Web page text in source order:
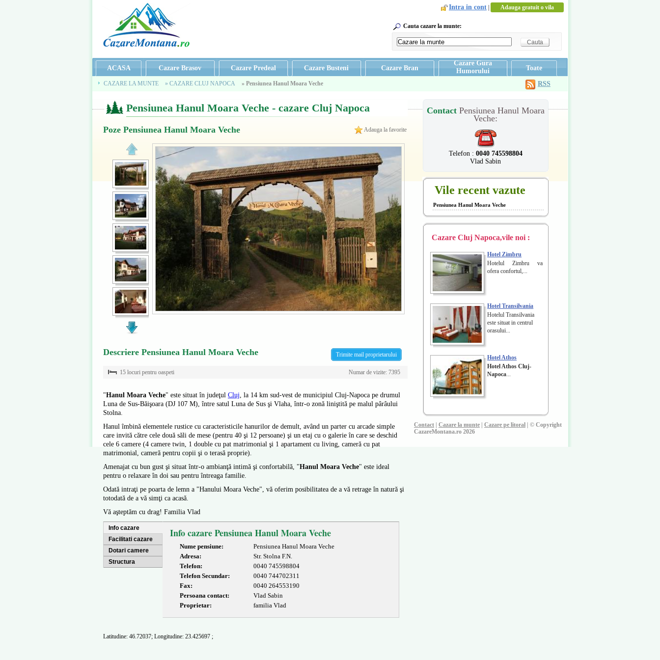
Intra in cont Adauga gratuit o vila
Cauta cazare la munte:
ACASA Cazare Brasov Cazare Predeal Cazare Busteni Cazare Bran
Cazare Gura
Humorului
Toate
RSS
CAZARE LA MUNTE » CAZARE CLUJ NAPOCA » Pensiunea Hanul Moara Veche
Pensiunea Hanul Moara Veche - cazare Cluj Napoca
Adauga la favorite
Poze Pensiunea Hanul Moara Veche
Trimite mail proprietarului
Descriere Pensiunea Hanul Moara Veche
Numar de vizite: 7395
15 locuri pentru oaspeti
"Hanul Moara Veche" este situat în judeţul Cluj, la 14 km sud-vest de municipiul Cluj-Napoca pe drumul
Luna de Sus-Băişoara (DJ 107 M), între satul Luna de Sus şi Vlaha, într-o zonă liniştită pe malul pârâului
Stolna.
Hanul îmbină elementele rustice cu caracteristicile hanurilor de demult, având un parter cu arcade simple
care invită către cele două săli de mese (pentru 40 şi 12 persoane) şi un etaj cu o galerie în care se deschid
cele 6 camere (4 camere twin, 1 double cu pat matrimonial şi 1 apartament cu living, cameră cu pat
matrimonial, cameră pentru copii şi o terasă proprie).
Amenajat cu bun gust şi situat într-o ambianţă intimă şi confortabilă, "Hanul Moara Veche" este ideal
pentru o relaxare în doi sau pentru întreaga familie.
Odată intraţi pe poarta de lemn a "Hanului Moara Veche", vă oferim posibilitatea de a vă retrage în natură şi
totodată de a vă simţi ca acasă.
Vă aşteptăm cu drag! Familia Vlad
Info cazare
Facilitati cazare
Dotari camere
Structura
Info cazare Pensiunea Hanul Moara Veche
Nume pensiune:
Pensiunea Hanul Moara Veche
Adresa:
Str. Stolna F.N.
Telefon:
0040 745598804
Telefon Secundar:
0040 744702311
Fax:
0040 264553190
Persoana contact:
Vlad Sabin
Proprietar:
familia Vlad
Latitudine: 46.72037; Longitudine: 23.425697 ;
Contact Pensiunea Hanul Moara
Veche:
Telefon : 0040 745598804
Vlad Sabin
Vile recent vazute
Pensiunea Hanul Moara Veche
Cazare Cluj Napoca,vile noi :
Hotel Zimbru
Hotelul Zimbru va
ofera confortul,...
Hotel Transilvania
Hotelul Transilvania
este situat in centrul
orasului...
Hotel Athos
Hotel Athos Cluj-
Napoca...
Contact | Cazare la munte | Cazare pe litoral | © Copyright
CazareMontana.ro 2026